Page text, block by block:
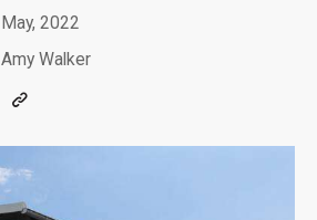
May, 2022
Amy Walker